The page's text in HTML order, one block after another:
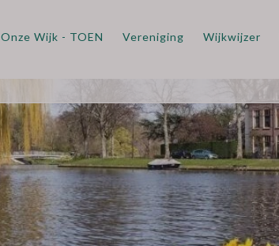
Onze Wijk - TOEN Vereniging Wijkwijzer